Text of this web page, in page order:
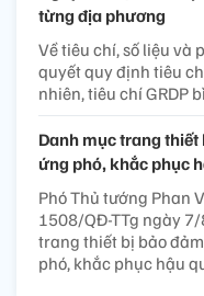
từng địa phương
Về tiêu chí, số liệu và
quyết quy định tiêu
nhiên, tiêu chí GRDP
Danh mục trang
ứng phó, khắc phục
Phó Thủ tướng Phan
1508/QĐ-TTg ngày
trang thiết bị bảo
phó, khắc phục hậu